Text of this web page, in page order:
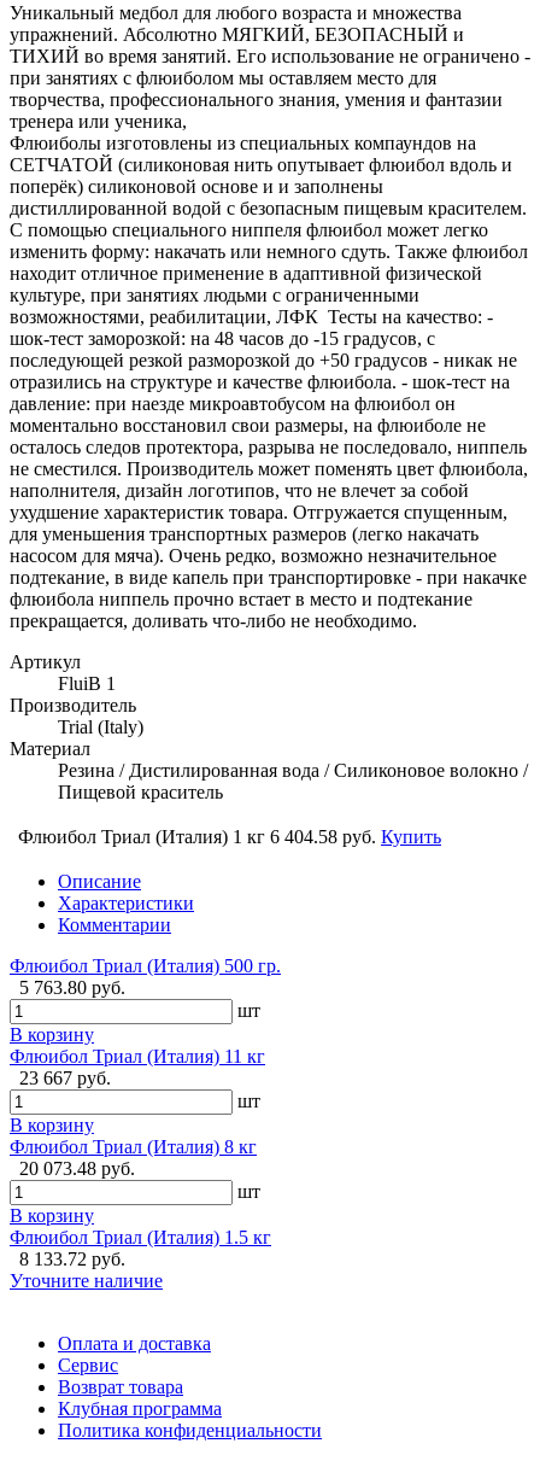
Уникальный медбол для любого возраста и множества
упражнений. Абсолютно МЯГКИЙ, БЕЗОПАСНЫЙ и
ТИХИЙ во время занятий. Его использование не ограничено -
при занятиях с флюиболом мы оставляем место для
творчества, профессионального знания, умения и фантазии
тренера или ученика,
Флюиболы изготовлены из специальных компаундов на
СЕТЧАТОЙ (силиконовая нить опутывает флюибол вдоль и
поперёк) силиконовой основе и и заполнены
дистиллированной водой с безопасным пищевым красителем.
С помощью специального ниппеля флюибол может легко
изменить форму: накачать или немного сдуть. Также флюибол
находит отличное применение в адаптивной физической
культуре, при занятиях людьми с ограниченными
возможностями, реабилитации, ЛФК Тесты на качество: -
шок-тест заморозкой: на 48 часов до -15 градусов, с
последующей резкой разморозкой до +50 градусов - никак не
отразились на структуре и качестве флюибола. - шок-тест на
давление: при наезде микроавтобусом на флюибол он
моментально восстановил свои размеры, на флюиболе не
осталось следов протектора, разрыва не последовало, ниппель
не сместился. Производитель может поменять цвет флюибола,
наполнителя, дизайн логотипов, что не влечет за собой
ухудшение характеристик товара. Отгружается спущенным,
для уменьшения транспортных размеров (легко накачать
насосом для мяча). Очень редко, возможно незначительное
подтекание, в виде капель при транспортировке - при накачке
флюибола ниппель прочно встает в место и подтекание
прекращается, доливать что-либо не необходимо.
Артикул
FluiB 1
Производитель
Trial (Italy)
Материал
Резина / Дистилированная вода / Силиконовое волокно /
Пищевой краситель
Флюибол Триал (Италия) 1 кг 6 404.58 руб. Купить
Описание
Характеристики
Комментарии
Флюибол Триал (Италия) 500 гр.
5 763.80 руб.
шт
В корзину
Флюибол Триал (Италия) 11 кг
23 667 руб.
шт
В корзину
Флюибол Триал (Италия) 8 кг
20 073.48 руб.
шт
В корзину
Флюибол Триал (Италия) 1.5 кг
8 133.72 руб.
Уточните наличие
Оплата и доставка
Сервис
Возврат товара
Клубная программа
Политика конфиденциальности